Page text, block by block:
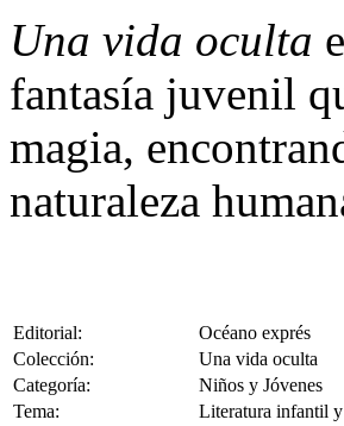
Una vida oculta
fantasía juvenil
magia,
naturaleza
Editorial:
Océano exprés
Colección:
Una vida oculta
Categoría:
Niños y Jóvenes
Tema:
Literatura infantil